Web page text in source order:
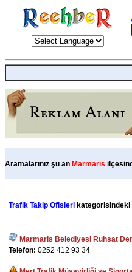
Aramalarınız şu an Marmaris
Trafik Takip Ofisleri kategorisindeki
Marmaris Belediyesi Ruhsat
Telefon: 0252 412 93 34